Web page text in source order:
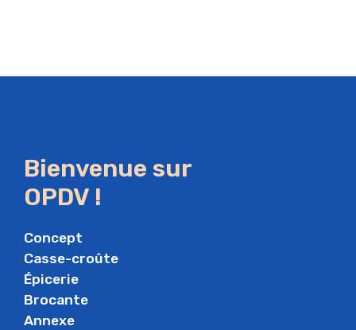
Bienvenue sur
OPDV !
Concept
Casse-croûte
Épicerie
Brocante
Annexe